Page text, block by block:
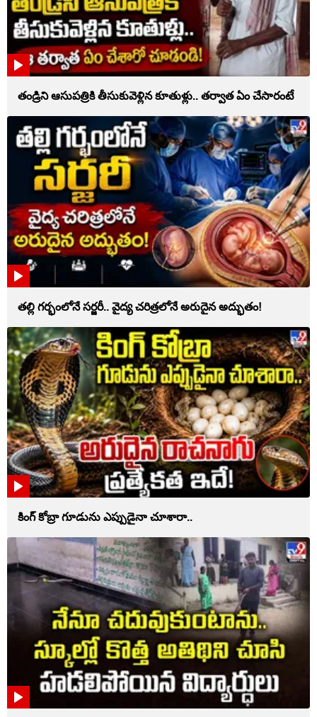
తండ్రిని ఆసుపత్రికి తీసుకువెళ్లిన కూతుళ్లు.. తర్వాత ఏం చేసారంటే
తల్లి గర్భంలోనే సర్జరీ.. వైద్య చరిత్రలోనే అరుదైన అద్భుతం!
కింగ్ కోబ్రా గూడును ఎప్పుడైనా చూశారా..